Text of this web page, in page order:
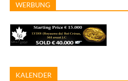
WERBUNG
KALENDER